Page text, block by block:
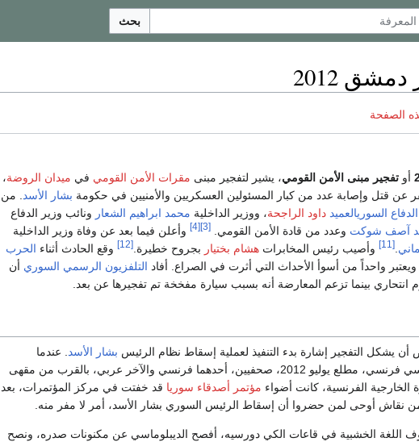
بحث
2012
الصفحة
أو تفجير مبنى الأمن القومي، يشير لتفجير مبنى مقرات الأمن القومي في ميدان الروضة،
عن قتل وإصابة عدد من كبار المسئولين العسكريين والأمنيين في حكومة بشار الأسد
. من
السوريالعميد داود الراجحة، ووزير الداخلية محمد ابراهيم الشعار ونائب وزير الدفاع
آصف شوكت وعدد من قادة الأمن القومي. [3]
[4]
وأعلن فيما بعد عن وفاة وزير الداخلية
[11] وأصيب رئيس المخابرات هشام بختيار بجروح خطيرة. [12] وقع الحادث أثناء الحرب
ويعتبر واحداً من أسوأ الأحداث التي أثرت في الصراع. أفاد التلفزيون الرسمي السوري أن
انتحاري بينما تزعم المعارضة أنه بسبب سيارة مفخخة تم تفجيرها عن بعد.
يشكل التفجير إشارة بدء التنفيذ لعملية إسقاط نظام الرئيس بشار الأسد. عندما
استوقف دبلوماسي فرنسي، مطلع يوليو 2012، صحفيين، أحدهما فرنسي والآخر عربي، بالقرب من مقهى
الخارجية الفرنسية، كانت أضواء مؤتمر أصدقاء سوريا قد خفتت في مركز المؤتمرات، بعد
نقاش أوحى لمن حضروا أن إسقاط الرئيس السوري بشار الأسد، أمر لا مفر منه.
اللغة الخشبية في قاعات الكي دورسيه، أفصح الديبلوماسي عن مكنونات صدره، ونصح